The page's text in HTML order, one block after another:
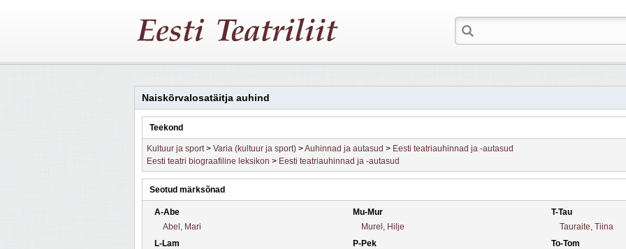
Naiskõrvalosatäitja auhind
Teekond
Kultuur ja sport> Varia (kultuur ja sport) >Auhinnad ja autasud > Eesti teatriauhinnad ja -autasud
Eesti teatri biograafiline leksikon > Eesti teatriauhinnad ja -autasud
Seotud märksõnad
A-Abe
Abel, Mari
L-Lam
Mu-Mur
Murel, Hilje
P-Pek
T-Tau
Tauraite, Tiina
To-Tom